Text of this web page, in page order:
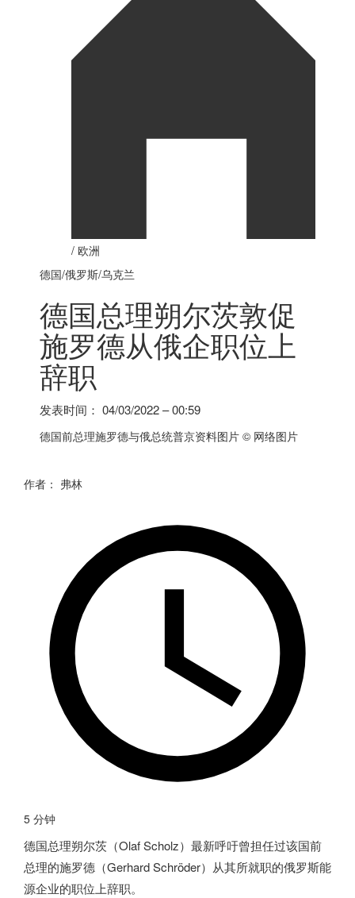
/ 欧洲
德国/俄罗斯/乌克兰
德国总理朔尔茨敦促
施罗德从俄企职位上
辞职
发表时间： 04/03/2022 – 00:59
德国前总理施罗德与俄总统普京资料图片 © 网络图片
作者： 弗林
5 分钟
德国总理朔尔茨（Olaf Scholz）最新呼吁曾担任过该国前
总理的施罗德（Gerhard Schröder）从其所就职的俄罗斯能
源企业的职位上辞职。